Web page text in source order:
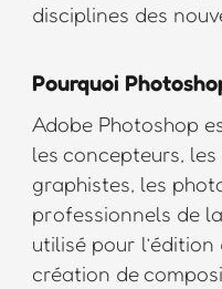
disciplines des
Pourquoi
Adobe Photoshop
les concepteurs,
graphistes, les
professionnels de
utilisé pour l’édition
création de